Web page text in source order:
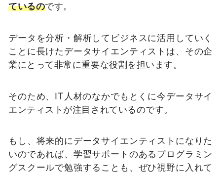
ているのです。
データを分析・解析してビジネスに活用していく
ことに長けたデータサイエンティストは、その企
業にとって非常に重要な役割を担います。
そのため、IT人材のなかでもとくに今データサイ
エンティストが注目されているのです。
もし、将来的にデータサイエンティストになりた
いのであれば、学習サポートのあるプログラミン
グスクールで勉強することも、ぜひ視野に入れて